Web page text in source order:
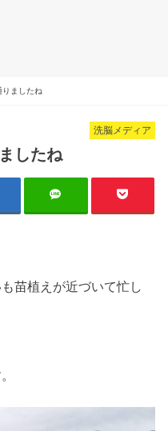
りましたね
洗脳メディア
したね
苗植えが近づいて忙し